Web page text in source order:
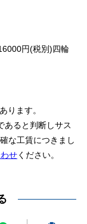
円(税別)四輪
ります。
あると判断しサス
な工賃につきまし
せください。